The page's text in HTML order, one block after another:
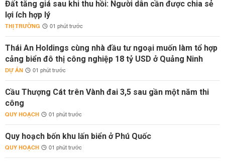
Đất tăng giá sau khi thu hồi: Người dân cần được chia sẻ
lợi ích hợp lý
THỊ TRƯỜNG 01 phút trước
Thái An Holdings cùng nhà đầu tư ngoại muốn làm tổ hợp
cảng biển đô thị công nghiệp 18 tỷ USD ở Quảng Ninh
DỰ ÁN 01 phút trước
Cầu Thượng Cát trên Vành đai 3,5 sau gần một năm thi
công
QUY HOẠCH 01 phút trước
Quy hoạch bốn khu lấn biển ở Phú Quốc
QUY HOẠCH 01 phút trước